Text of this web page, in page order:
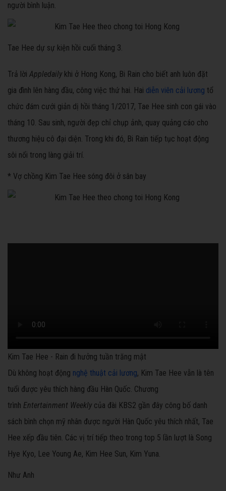
người bình luận.
Tae Hee dự sự kiện hồi cuối tháng 3.
Trả lời Appledailykhi ở Hong Kong, Bi Rain cho biết anh luôn đặt
gia đình lên hàng đầu, công việc thứ hai. Hai diễn viên cải lương tổ
chức đám cưới giản dị hồi tháng 1/2017, Tae Hee sinh con gái vào
tháng 10. Sau sinh, người đẹp chỉ chụp ảnh, quay quảng cáo cho
thương hiệu cô đại diện. Trong khi đó, Bi Rain tiếp tục hoạt động
sôi nổi trong làng giải trí.
* Vợ chồng Kim Tae Hee sóng đôi ở sân bay
Kim Tae Hee - Rain đi hưởng tuần trăng mật
Dù không hoạt động nghệ thuật cải lương, Kim Tae Hee vẫn là tên
tuổi được yêu thích hàng đầu Hàn Quốc. Chương
trình Entertainment Weeklycủa đài KBS2 gần đây công bố danh
sách bình chọn mỹ nhân được người Hàn Quốc yêu thích nhất, Tae
Hee xếp đầu tiên. Các vị trí tiếp theo trong top 5 lần lượt là Song
Hye Kyo, Lee Young Ae, Kim Hee Sun, Kim Yuna.
Như Anh